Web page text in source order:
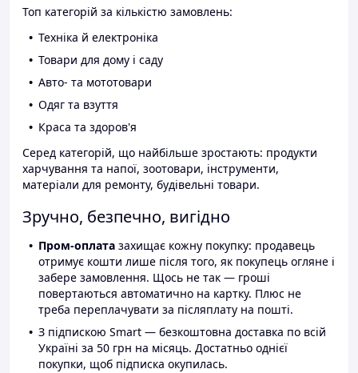
Топ категорій за кількістю замовлень:
Техніка й електроніка
Товари для дому і саду
Авто- та мототовари
Одяг та взуття
Краса та здоров'я
Серед категорій, що найбільше зростають: продукти
харчування та напої, зоотовари, інструменти,
матеріали для ремонту, будівельні товари.
Зручно, безпечно, вигідно
Пром-оплата захищає кожну покупку: продавець
отримує кошти лише після того, як покупець огляне і
забере замовлення. Щось не так — гроші
повертаються автоматично на картку. Плюс не
треба переплачувати за післяплату на пошті.
З підпискою Smart — безкоштовна доставка по всій
Україні за 50 грн на місяць. Достатньо однієї
покупки, щоб підписка окупилась.